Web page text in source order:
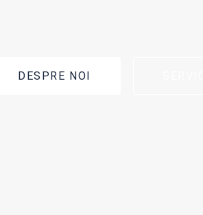
DESPRE NOI